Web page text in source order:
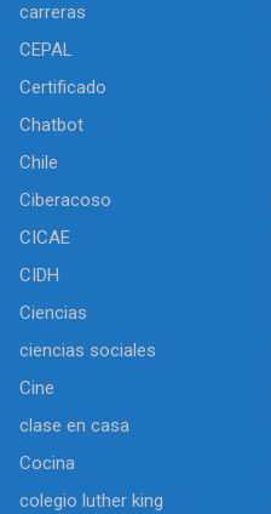
carreras
CEPAL
Certificado
Chatbot
Chile
Ciberacoso
CICAE
CIDH
Ciencias
ciencias sociales
Cine
clase en casa
Cocina
colegio luther king